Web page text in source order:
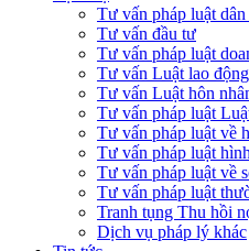
Tư vấn pháp luật dân
Tư vấn đầu tư
Tư vấn pháp luật
Tư vấn Luật lao động
Tư vấn Luật hôn
Tư vấn pháp luật
Tư vấn pháp luật về
Tư vấn pháp luật
Tư vấn pháp luật về
Tư vấn pháp luật
Tranh tụng Thu hồi
Dịch vụ pháp lý khác